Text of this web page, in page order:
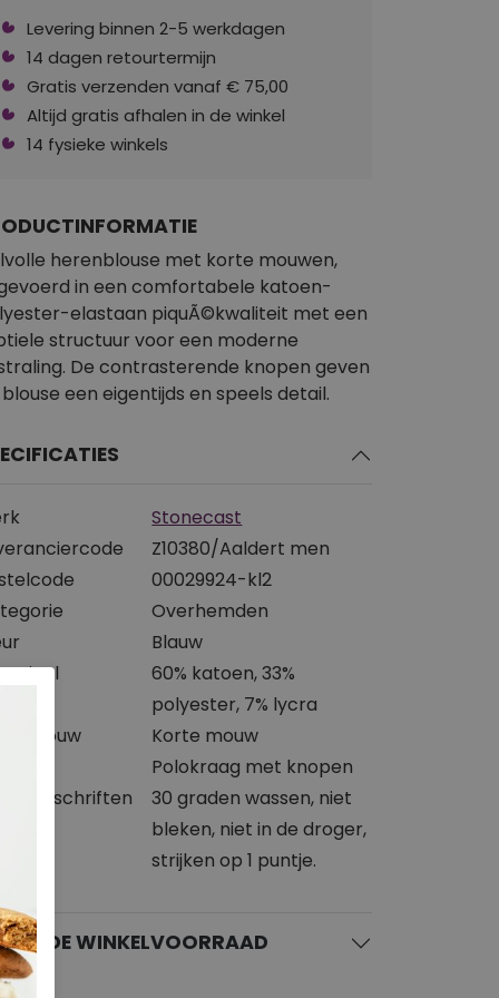
Levering binnen 2-5 werkdagen
14 dagen retourtermijn
Gratis verzenden vanaf € 75,00
Altijd gratis afhalen in de winkel
14 fysieke winkels
herenblouse met korte mouwen,
in een comfortabele katoen-
elastaan piquÃ©kwaliteit met een
structuur voor een moderne
De contrasterende knopen geven
een eigentijds en speels detail.
Stonecast
Z10380/Aaldert men
00029924-kl2
Overhemden
Blauw
60% katoen, 33%
polyester, 7% lycra
mouw
Korte mouw
Polokraag met knopen
30 graden wassen, niet
bleken, niet in de droger,
strijken op 1 puntje.
DE WINKELVOORRAAD